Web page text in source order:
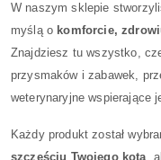
W naszym sklepie
myślą o komforcie,
Znajdziesz tu wszystko,
przysmaków i zabawek,
weterynaryjne wspierające
Każdy produkt został
szczęściu Twojego kota,